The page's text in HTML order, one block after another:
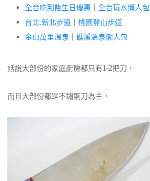
全台吃到飽生日優惠
全台玩水懶人包
台北.新北步道
桃園登山步道
金山萬里溫泉
礁溪溫泉懶人包
話說大部份的家庭廚房都只有1~2把刀，
而且大部份都是不鏽鋼刀為主，